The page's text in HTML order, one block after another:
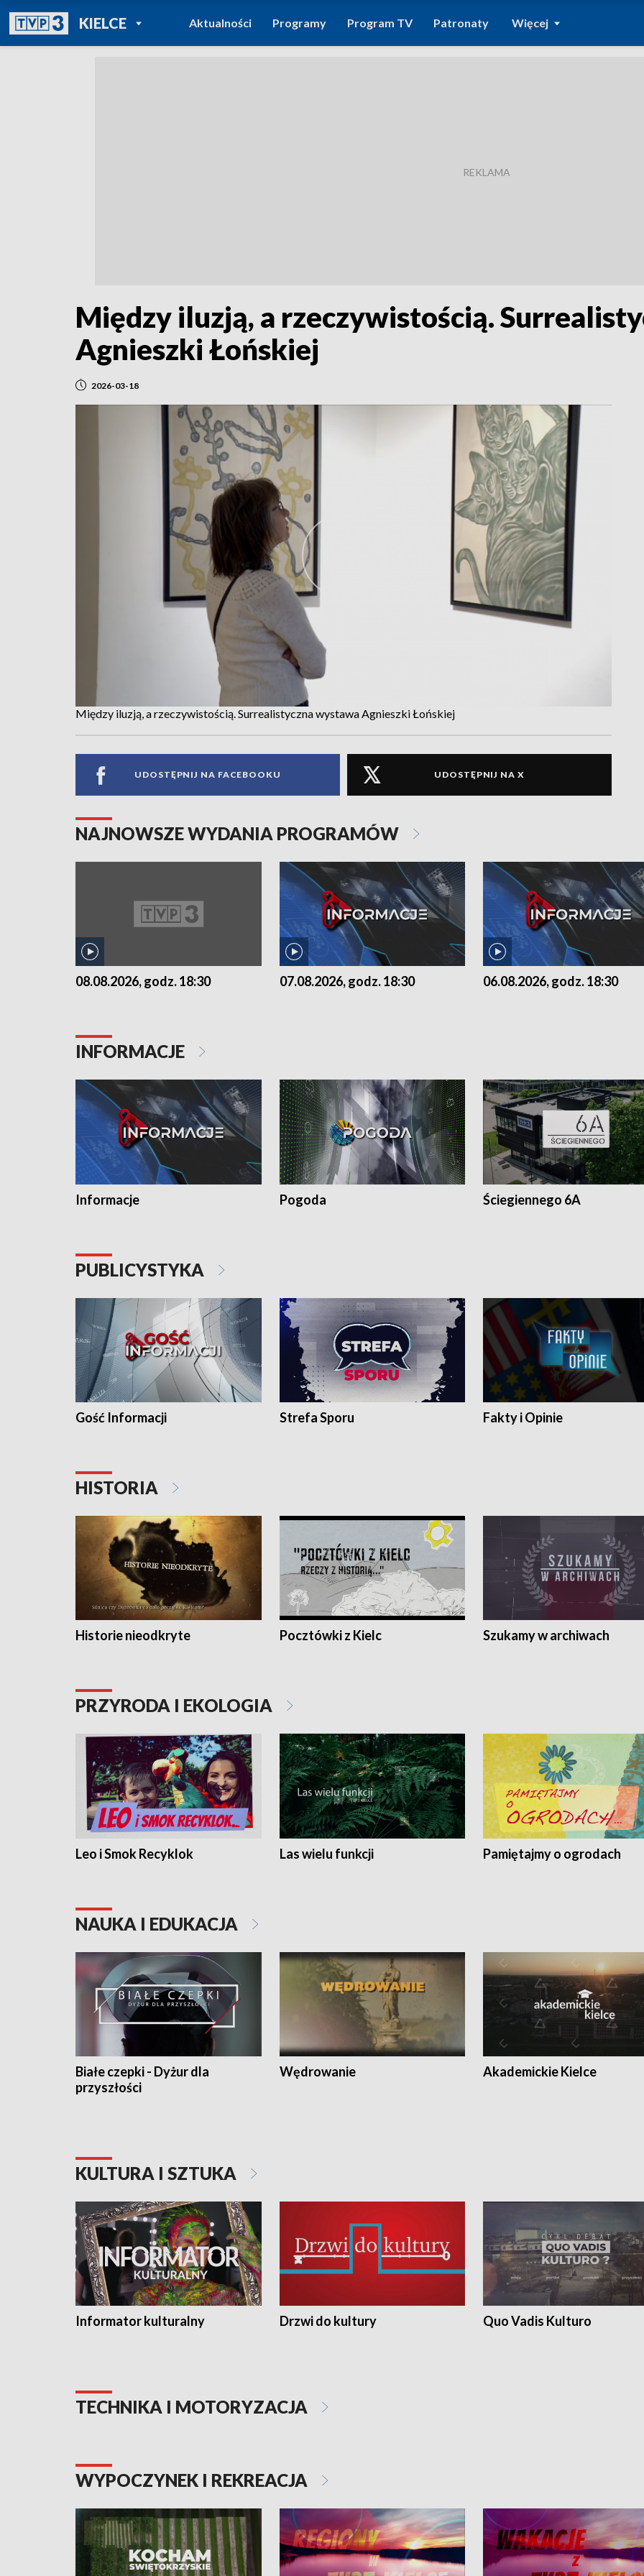
KIELCEPOWRÓT DO
TVP REGIONY
Aktualności Programy Program TV Patronaty Więcej
Między iluzją, a rzeczywistością.
Agnieszki Łońskiej
2026-03-18
Między iluzją, a rzeczywistością. Surrealistyczna wystawa Agnieszki Łońskiej
UDOSTĘPNIJ NA FACEBOOKU UDOSTĘPNIJ NA X
NAJNOWSZE WYDANIA PROGRAMÓW
08.08.2026, godz. 18:30 07.08.2026, godz. 18:30 06.08.2026, godz. 18:30
INFORMACJE
Informacje Pogoda Ściegiennego 6A
PUBLICYSTYKA
Gość Informacji Strefa Sporu Fakty i Opinie
HISTORIA
Historie nieodkryte Pocztówki z Kielc Szukamy w archiwach
PRZYRODA I EKOLOGIA
Leo i Smok Recyklok Las wielu funkcji Pamiętajmy o ogrodach
NAUKA I EDUKACJA
Białe czepki - Dyżur dla
przyszłości
Wędrowanie Akademickie Kielce
KULTURA I SZTUKA
Informator kulturalny Drzwi do kultury Quo Vadis Kulturo
TECHNIKA I MOTORYZACJA
WYPOCZYNEK I REKREACJA